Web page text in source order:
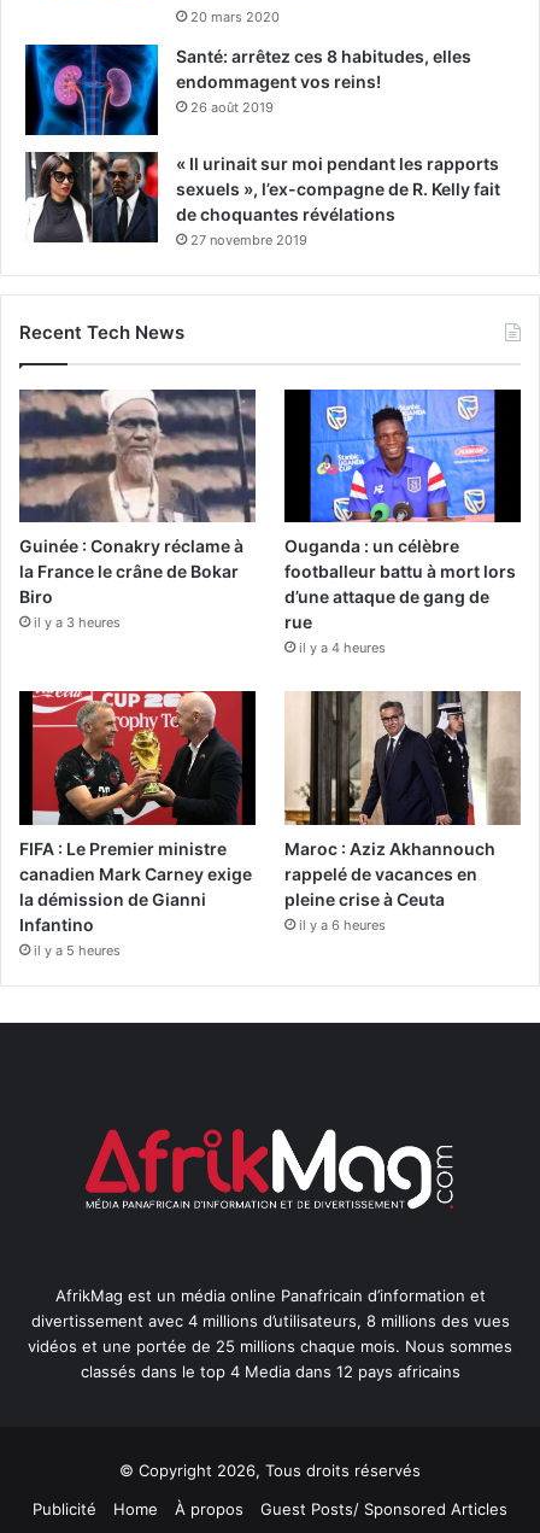
20 mars 2020
Santé: arrêtez ces 8 habitudes, elles
endommagent vos reins!
26 août 2019
« Il urinait sur moi pendant les rapports
sexuels », l’ex-compagne de R. Kelly fait
de choquantes révélations
27 novembre 2019
Recent Tech News
Guinée : Conakry réclame à
la France le crâne de Bokar
Biro
il y a 3 heures
Ouganda : un célèbre
footballeur battu à mort lors
d’une attaque de gang de
rue
il y a 4 heures
FIFA : Le Premier ministre
canadien Mark Carney exige
la démission de Gianni
Infantino
il y a 5 heures
Maroc : Aziz Akhannouch
rappelé de vacances en
pleine crise à Ceuta
il y a 6 heures
AfrikMag est un média online Panafricain d’information et
divertissement avec 4 millions d’utilisateurs, 8 millions des vues
vidéos et une portée de 25 millions chaque mois. Nous sommes
classés dans le top 4 Media dans 12 pays africains
© Copyright 2026, Tous droits réservés
Publicité
Home À propos Guest Posts/ Sponsored Articles